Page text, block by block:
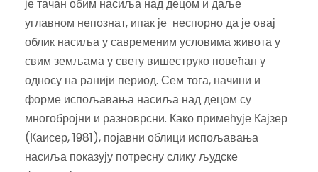
је тачан обим насиља над децом и даље
углавном непознат, ипак је неспорно да је овај
облик насиља у савременим условима живота у
свим земљама у свету вишеструко повећан у
односу на ранији период. Сем тога, начини и
форме испољавања насиља над децом су
многобројни и разноврсни. Како примећује Кајзер
(Каисер, 1981), појавни облици испољавања
насиља показују потресну слику људске